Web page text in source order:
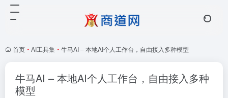
首页 • AI工具集 • 牛马AI – 本地AI个人工作台，自由接入多种模型
牛马AI – 本地AI个人工作台，自由接入多种
模型